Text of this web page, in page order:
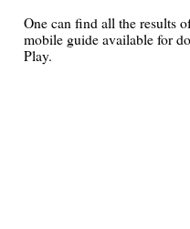
One can find all the results
mobile guide available for
Play.